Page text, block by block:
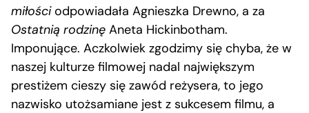
miłościodpowiadała Agnieszka Drewno, a za
Ostatnią rodzinę Aneta Hickinbotham.
Imponujące. Aczkolwiek zgodzimy się chyba, że w
naszej kulturze filmowej nadal największym
prestiżem cieszy się zawód reżysera, to jego
nazwisko utożsamiane jest z sukcesem filmu, a